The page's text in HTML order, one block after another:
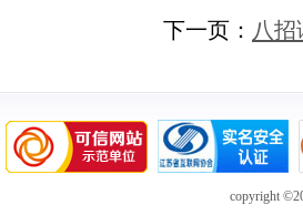
下一页： 八
copyright